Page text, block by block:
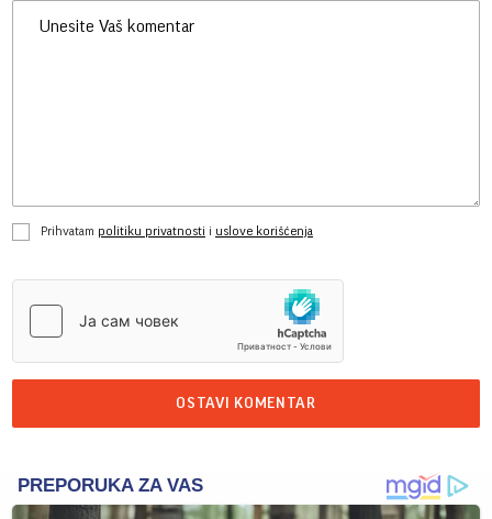
Prihvatam politiku privatnosti i uslove korišćenja
OSTAVI KOMENTAR